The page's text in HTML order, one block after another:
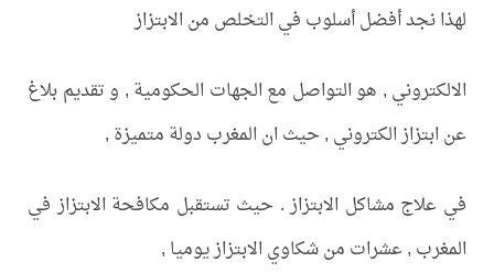
لهذا نجد أفضل أسلوب في التخلص من الابتزاز
الالكتروني , هو التواصل مع الجهات الحكومية , و تقديم بلاغ
عن ابتزاز الكتروني , حيث ان المغرب دولة متميزة ,
في علاج مشاكل الابتزاز . حيث تستقبل مكافحة الابتزاز في
المغرب , عشرات من شكاوي الابتزاز يوميا ,